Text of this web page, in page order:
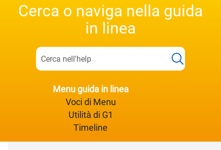
Cerca o naviga nella guida
in linea
Menu guida in linea
Voci di Menu
Utilità di G1
Timeline